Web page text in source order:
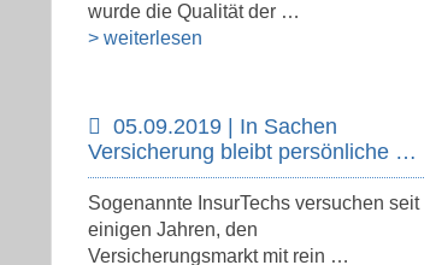
wurde die Qualität der …
> weiterlesen
05.09.2019 | In Sachen
Versicherung bleibt persönliche …
Sogenannte InsurTechs versuchen seit
einigen Jahren, den
Versicherungsmarkt mit rein …